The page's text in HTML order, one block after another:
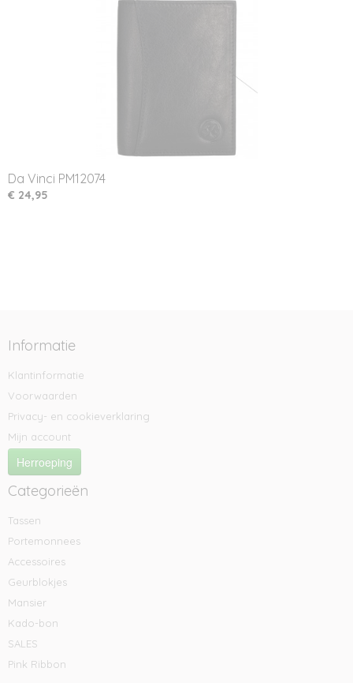
Da Vinci PM12074
€ 24,95
Informatie
Klantinformatie
Voorwaarden
Privacy- en cookieverklaring
Mijn account
Herroeping
Categorieën
Tassen
Portemonnees
Accessoires
Geurblokjes
Mansier
Kado-bon
SALES
Pink Ribbon